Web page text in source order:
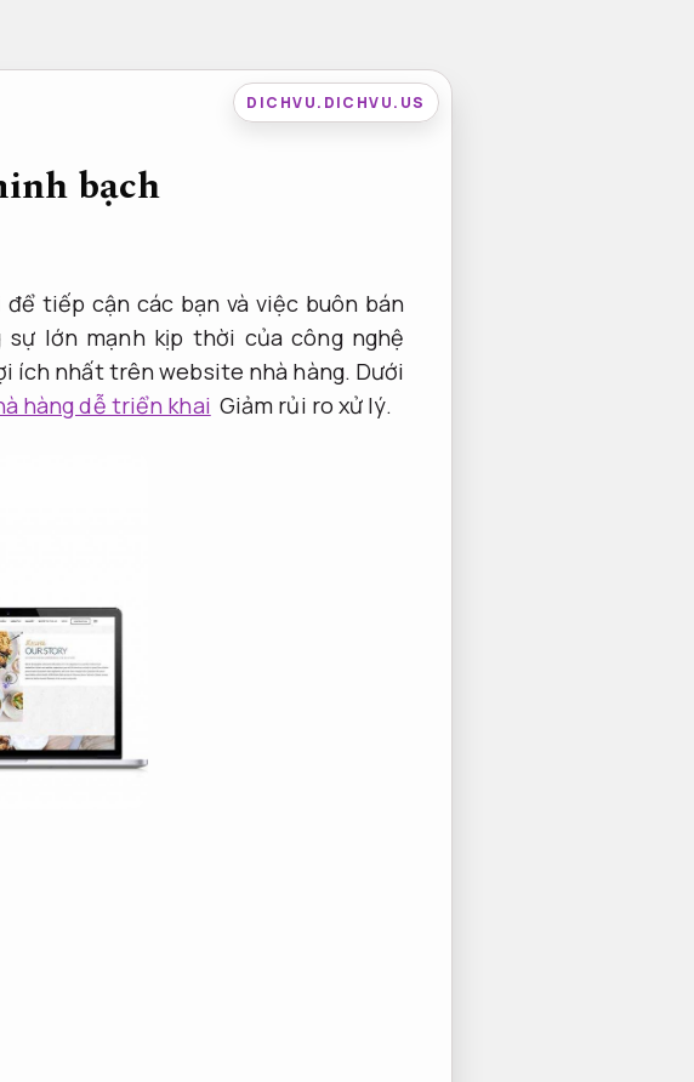
DICHVU.DICHVU.US
bạch
tiếp cận các bạn và việc buôn bán
lớn mạnh kịp thời của công nghệ
ích nhất trên website nhà hàng. Dưới
hàng dễ triển khai Giảm rủi ro xử lý.